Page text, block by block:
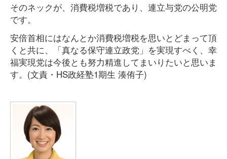
そのネックが、消費税増税であり、連立与党の公明党
です。
安倍首相にはなんとか消費税増税を思いとどまって頂
くと共に、「真なる保守連立政党」を実現すべく、幸
福実現党は今後とも努力精進してまいりたいと思いま
す。(文責・HS政経塾1期生 湊侑子)